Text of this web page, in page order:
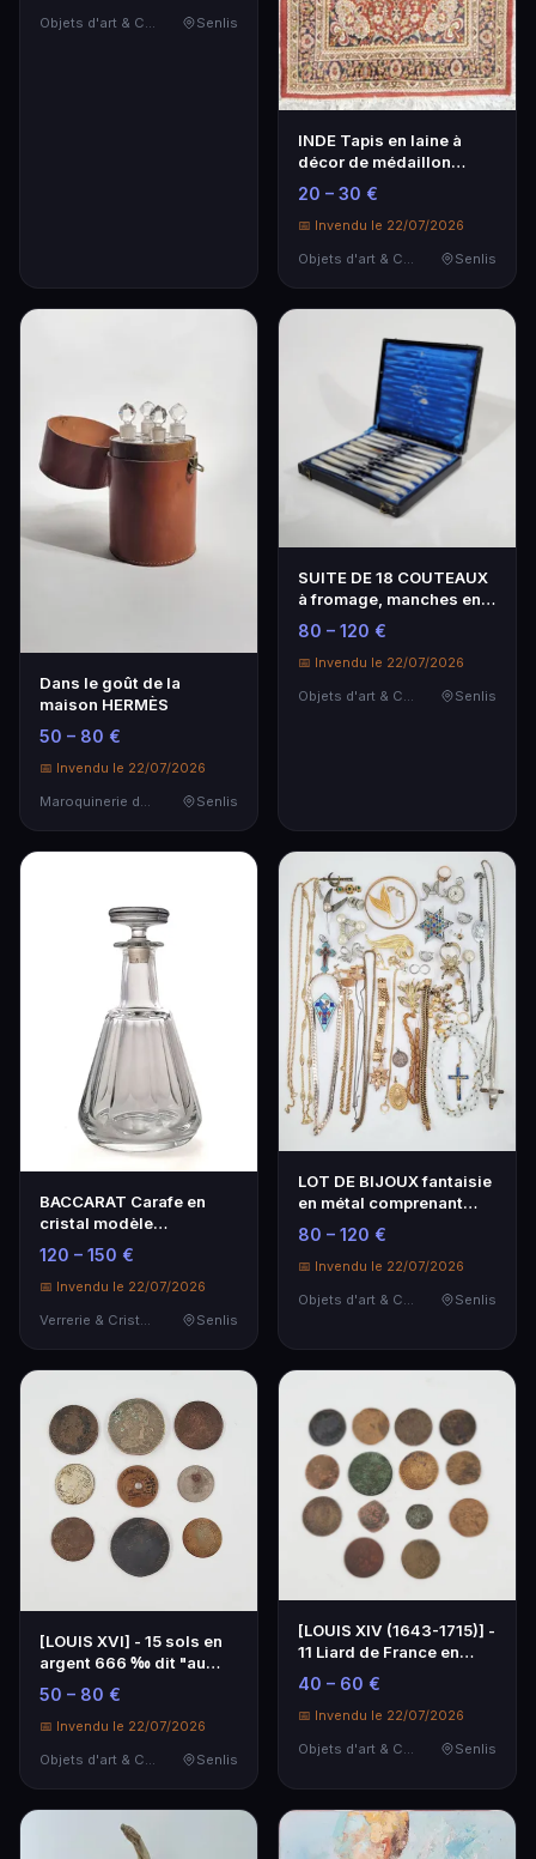
Objets d'art & Curiosités
Senlis
INDE Tapis en laine à
décor de médaillon
central fleuri bleu…
20 – 30 €
📅 Invendu le 22/07/2026
Objets d'art & Curiosités
Senlis
Dans le goût de la
maison HERMÈS
50 – 80 €
📅 Invendu le 22/07/2026
Maroquinerie de Luxe
Senlis
SUITE DE 18 COUTEAUX
à fromage, manches en
nacre et lames en…
80 – 120 €
📅 Invendu le 22/07/2026
Objets d'art & Curiosités
Senlis
BACCARAT Carafe en
cristal modèle
Talleyrand.
120 – 150 €
📅 Invendu le 22/07/2026
Senlis
LOT DE BIJOUX fantaisie
en métal comprenant
broches, tours d…
80 – 120 €
📅 Invendu le 22/07/2026
Objets d'art & Curiosités
Senlis
[LOUIS XVI] - 15 sols en
argent 666 ‰ dit "au
génie" datée 1…
50 – 80 €
📅 Invendu le 22/07/2026
Senlis
[LOUIS XIV (1643-1715)] -
11 Liard de France en
cuivre dont …
40 – 60 €
📅 Invendu le 22/07/2026
Senlis